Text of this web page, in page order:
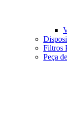
Filtros
Peça